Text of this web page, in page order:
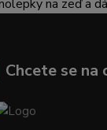
na zeď a
Chcete se